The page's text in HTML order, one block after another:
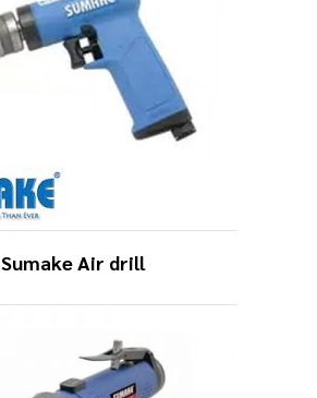
Sumake Air drill